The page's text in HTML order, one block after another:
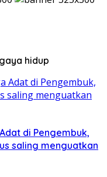
hidup
di Pengembuk,
saling menguatkan